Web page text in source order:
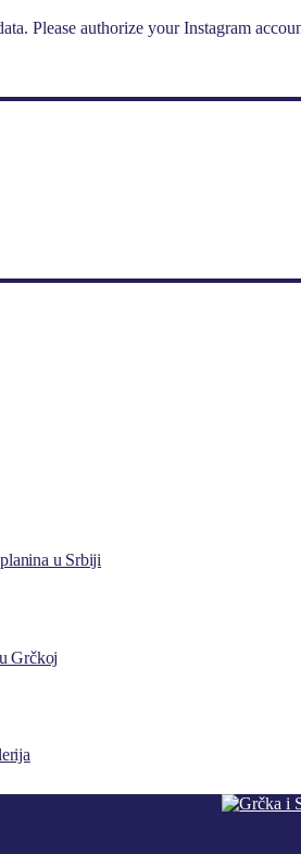
Please authorize your Instagram
u Srbiji
Grčkoj